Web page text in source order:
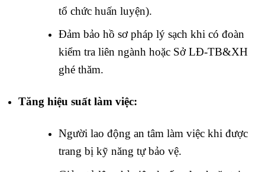
tổ chức huấn luyện).
Đảm bảo hồ sơ pháp lý sạch khi có đoàn
kiểm tra liên ngành hoặc Sở LĐ-TB&XH
ghé thăm.
Tăng hiệu suất làm việc:
Người lao động an tâm làm việc khi được
trang bị kỹ năng tự bảo vệ.